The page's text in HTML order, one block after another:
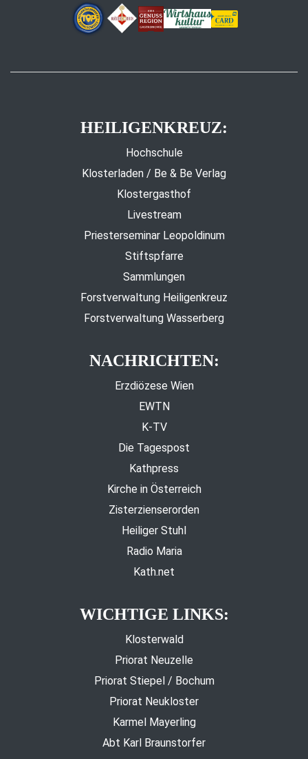
HEILIGENKREUZ:
Hochschule
Klosterladen / Be & Be Verlag
Klostergasthof
Livestream
Priesterseminar Leopoldinum
Stiftspfarre
Sammlungen
Forstverwaltung Heiligenkreuz
Forstverwaltung Wasserberg
NACHRICHTEN:
Erzdiözese Wien
EWTN
K-TV
Die Tagespost
Kathpress
Kirche in Österreich
Zisterzienserorden
Heiliger Stuhl
Radio Maria
Kath.net
WICHTIGE LINKS:
Klosterwald
Priorat Neuzelle
Priorat Stiepel / Bochum
Priorat Neukloster
Karmel Mayerling
Abt Karl Braunstorfer